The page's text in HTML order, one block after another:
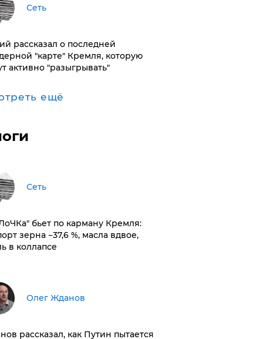
Сеть
рассказал о последней
"карте" Кремля, которую
активно "разыгрывать"
ещё
Сеть
бьет по карману Кремля:
зерна −37,6 %, масла вдвое,
в коллапсе
Олег Жданов
рассказал, как Путин пытается